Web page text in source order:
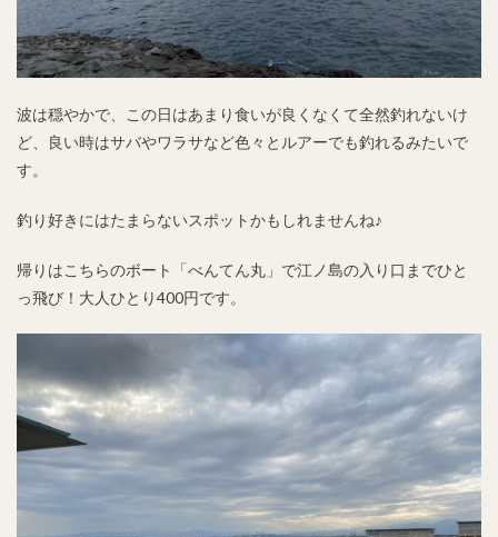
波は穏やかで、この日はあまり食いが良くなくて全然釣れないけ
ど、良い時はサバやワラサなど色々とルアーでも釣れるみたいで
す。
釣り好きにはたまらないスポットかもしれませんね♪
帰りはこちらのボート「べんてん丸」で江ノ島の入り口までひと
っ飛び！大人ひとり400円です。